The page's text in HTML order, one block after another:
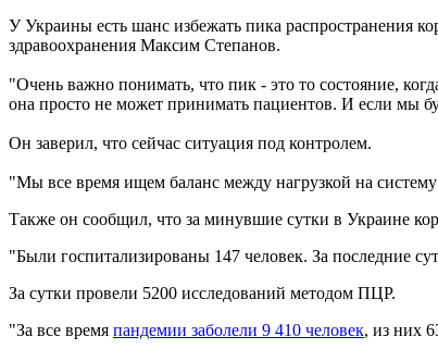
У Украины есть шанс избежать пика распространения
здравоохранения Максим Степанов.
"Очень важно понимать, что пик - это то состояние,
она просто не может принимать пациентов. И если мы
Он заверил, что сейчас ситуация под контролем.
"Мы все время ищем баланс между нагрузкой на
Также он сообщил, что за минувшие сутки в Украине
"Были госпитализированы 147 человек. За последние
За сутки провели 5200 исследований методом ПЦР.
"За все время пандемии заболели 9 410 человек, из них